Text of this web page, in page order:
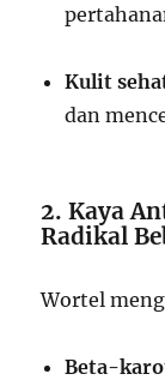
Kulit
dan
2. Kaya
Radikal
Wortel
Beta-